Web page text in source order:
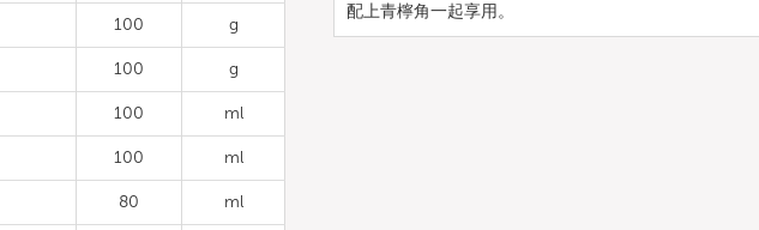
100 g
100 g
100 ml
100 ml
80 ml
配上青檸角一起享用。